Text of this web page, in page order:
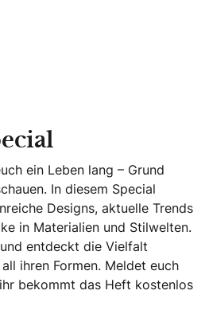
ein Leben lang – Grund
In diesem Special
Designs, aktuelle Trends
in Materialien und Stilwelten.
entdeckt die Vielfalt
ihren Formen. Meldet euch
bekommt das Heft kostenlos